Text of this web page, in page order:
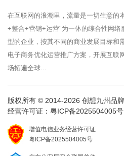
在互联网的浪潮里，流量是一切生意的
+整合+营销+运营"为一体的综合性网络
型的企业，按其不同的商业发展目标和
电子商务优化运营推广方案，开展互联
场拓遍全球...
版权所有 © 2014-2026 创想九州品
经营许可证： 粤ICP备2025504005号
增值电信业务经营许可证
粤ICP备2025504005号